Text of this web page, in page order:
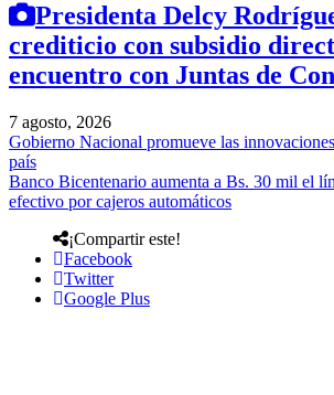
Presidenta Delcy
crediticio con subsidio
encuentro con Juntas de
7 agosto, 2026
Gobierno Nacional promueve las
país
Banco Bicentenario aumenta a Bs. 30 mil el
efectivo por cajeros automáticos
¡Compartir este!
Facebook
Twitter
Google Plus